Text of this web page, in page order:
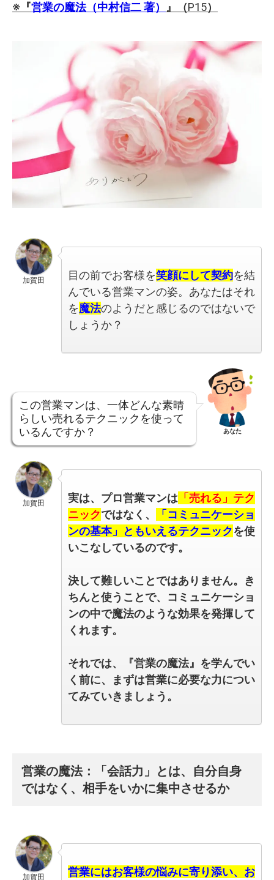
※『営業の魔法（中村信二 著） 』（P15）
加賀田 目の前でお客様を笑顔にして契約を結
んでいる営業マンの姿。あなたはそれ
を魔法のようだと感じるのではないで
しょうか？
この営業マンは、一体どんな素晴
らしい売れるテクニックを使って
いるんですか？
あなた
加賀田 実は、プロ営業マンは 「売れる」テク
ニックではなく、
「コミュニケーショ
ンの基本」ともいえるテクニックを使
いこなしているのです。
決して難しいことではありません。 き
ちんと使うことで、コミュニケーショ
ンの中で魔法のような効果を発揮して
くれます。
それでは、『営業の魔法』を学んでい
く前に、まずは営業に必要な力につい
てみていきましょう。
営業の魔法：「会話力」とは、自分自身
ではなく、相手をいかに集中させるか
加賀田 営業にはお客様の悩みに寄り添い、お